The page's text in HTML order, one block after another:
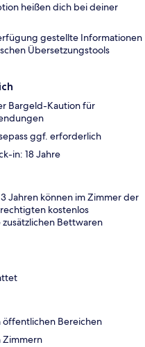
heißen dich bei deiner
gestellte Informationen
Übersetzungstools
Bargeld-Kaution für
ggf. erforderlich
in: 18 Jahre
Jahren können im Zimmer der
kostenlos
Bettwaren
öffentlichen Bereichen
Zimmern